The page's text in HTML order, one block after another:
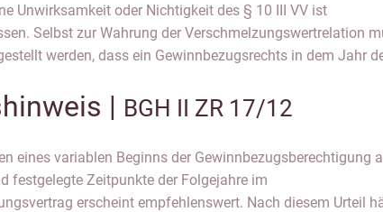
Unwirksamkeit oder Nichtigkeit des § 10 III VV ist
Selbst zur Wahrung der Verschmelzungswertrelation
werden, dass ein Gewinnbezugsrechts in dem Jahr
| BGH II ZR 17/12
eines variablen Beginns der Gewinnbezugsberechtigung
festgelegte Zeitpunkte der Folgejahre im
erscheint empfehlenswert. Nach diesem Urteil
sowohl einer Unwirksamkeits- oder Nichtigkeitsklage